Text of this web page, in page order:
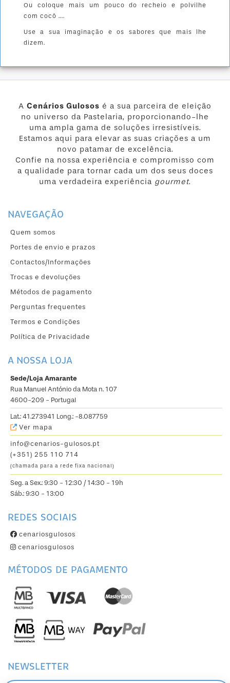
Ou coloque mais um pouco do recheio e polvilhe
com cocô ....
Use a sua imaginação e os sabores que mais lhe
dizem.
A Cenários Gulosos é a sua parceira de eleição
no universo da Pastelaria, proporcionando-lhe
uma ampla gama de soluções irresistíveis.
Estamos aqui para elevar as suas criações a um
novo patamar de excelência.
Confie na nossa experiência e compromisso com
a qualidade para tornar cada um dos seus doces
uma verdadeira experiência gourmet.
NAVEGAÇÃO
Quem somos
Portes de envio e prazos
Contactos/Informações
Trocas e devoluções
Métodos de pagamento
Perguntas frequentes
Termos e Condições
Política de Privacidade
A NOSSA LOJA
Sede/Loja Amarante
Rua Manuel António da Mota n. 107
4600-209 - Portugal
Lat.: 41.273941 Long.: -8.087759
Ver mapa
info@cenarios-gulosos.pt
(+351) 255 110 714
(chamada para a rede fixa nacional)
Seg. a Sex.: 9:30 - 12:30 / 14:30 - 19h
Sáb.: 9:30 - 13:00
REDES SOCIAIS
cenariosgulosos
cenariosgulosos
MÉTODOS DE PAGAMENTO
NEWSLETTER